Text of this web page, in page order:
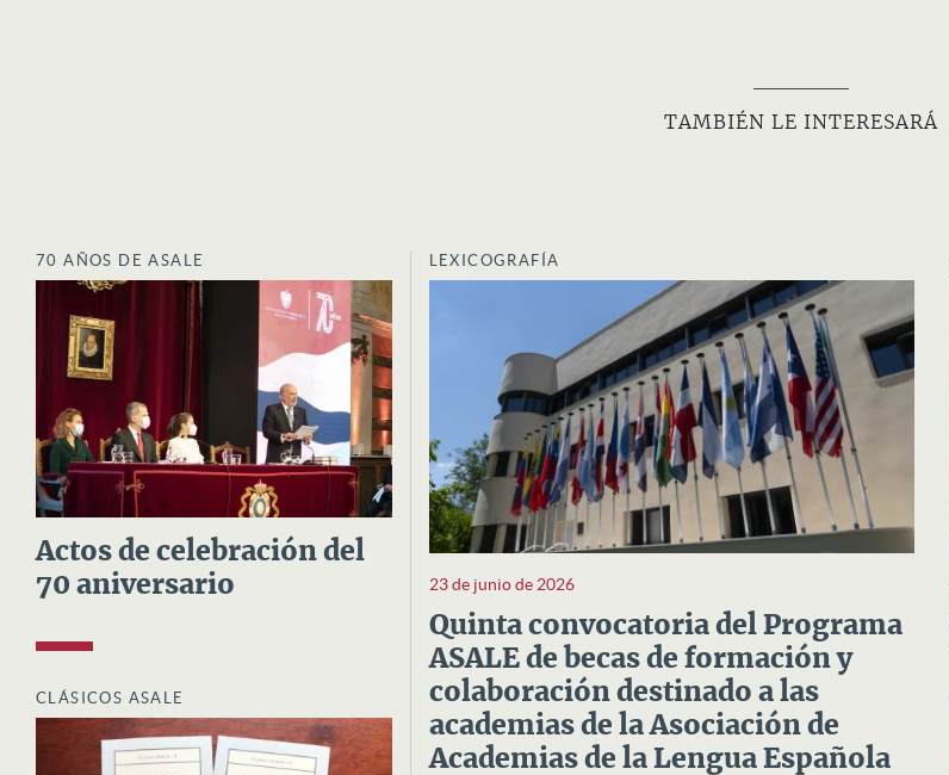
TAMBIÉN LE INTERESARÁ
70 AÑOS DE ASALE
Actos de celebración del
70 aniversario
CLÁSICOS ASALE
LEXICOGRAFÍA
23 de junio de 2026
Quinta convocatoria del Programa
ASALE de becas de formación y
colaboración destinado a las
academias de la Asociación de
Academias de la Lengua Española